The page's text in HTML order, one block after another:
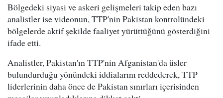
Bölgedeki siyasi ve askeri gelişmeleri takip eden bazı
analistler ise videonun, TTP'nin Pakistan kontrolündeki
bölgelerde aktif şekilde faaliyet yürüttüğünü gösterdiğini
ifade etti.
Analistler, Pakistan'ın TTP'nin Afganistan'da üsler
bulundurduğu yönündeki iddialarını reddederek, TTP
liderlerinin daha önce de Pakistan sınırları içerisinden